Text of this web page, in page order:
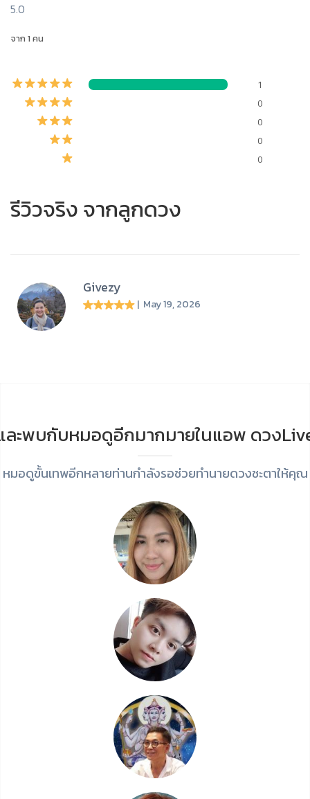
5.0
จาก 1 คน
1
0
0
0
0
รีวิวจริง จากลูกดวง
Givezy
| May 19, 2026
ละพบกับหมอดูอีกมากมายในแอพ ดวง
หมอดูขั้นเทพอีกหลายท่านกำลังรอช่วยทำนายดวงชะตาให้คุณ